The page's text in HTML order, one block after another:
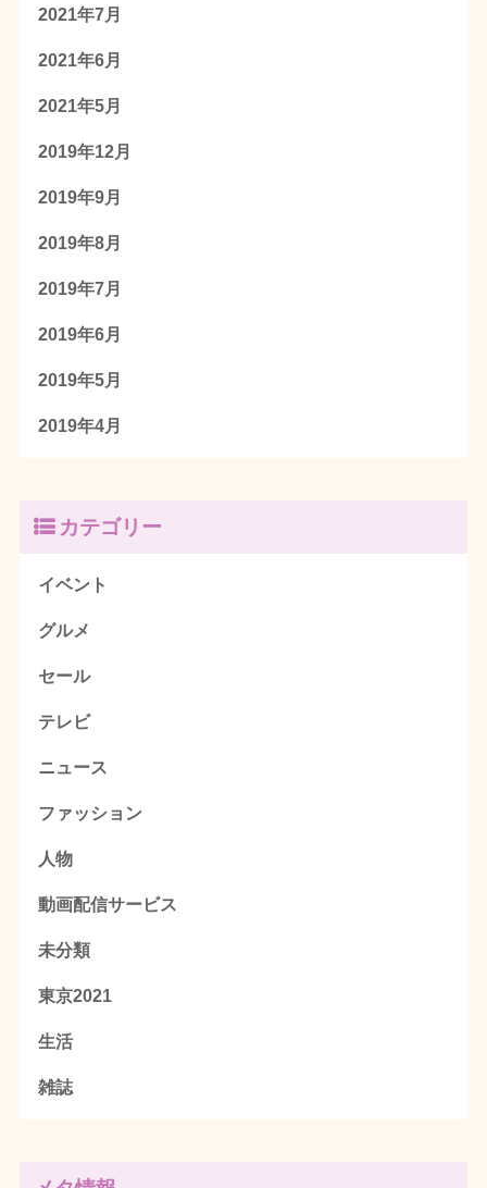
2021年7月
2021年6月
2021年5月
2019年12月
2019年9月
2019年8月
2019年7月
2019年6月
2019年5月
2019年4月
カテゴリー
イベント
グルメ
セール
テレビ
ニュース
ファッション
人物
動画配信サービス
未分類
東京2021
生活
雑誌